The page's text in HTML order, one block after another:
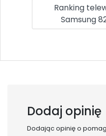
Ranking
Samsung
Dodaj opinię
Dodając opinię o